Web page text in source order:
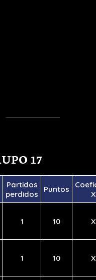
17
Partidos
perdidos
Puntos
1 10
1 10